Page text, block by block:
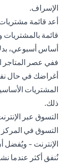
الإسراف.
أعد قائمة
قائمة بالمشتريات
أساس أسبوعي،
أغراضك في حال
المشتريات
ذلك.
التسوق عبر
التسوق في المركز
الإنترنت - ويُفضل
نُنفق أكثر عندما